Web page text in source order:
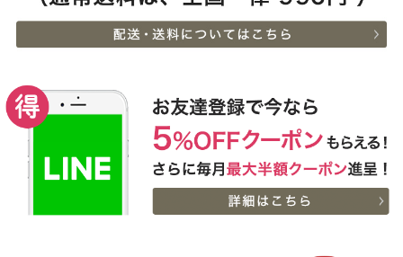
2026-
08-08
18:37:00
大阪府
神戸牛目録 選べるセッ
ト １万円
9
18:03:00
すき焼き懐石◆すき焼き
2026-
08-08
17:30:00
神奈川
県
[家庭用] A5等級神戸牛
ランプステーキ 200ｇ〜
11
08-08
神奈川
[家庭用] A5等級神戸牛